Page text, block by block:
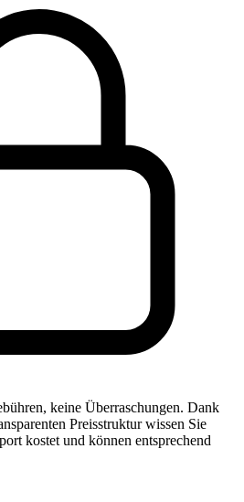
keine Überraschungen. Dank
Preisstruktur wissen Sie
kostet und können entsprechend